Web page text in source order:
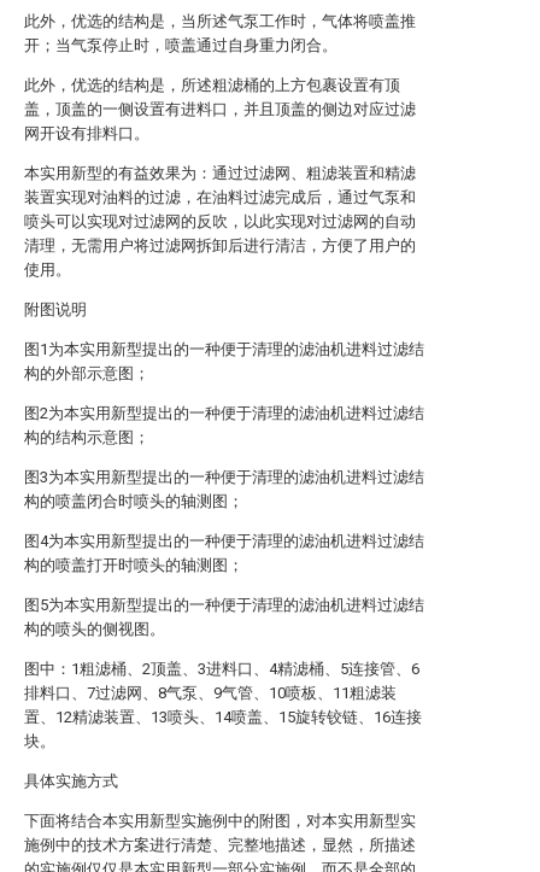
此外，优选的结构是，当所述气泵工作时，气体将喷盖推
开；当气泵停止时，喷盖通过自身重力闭合。
此外，优选的结构是，所述粗滤桶的上方包裹设置有顶
盖，顶盖的一侧设置有进料口，并且顶盖的侧边对应过滤
网开设有排料口。
本实用新型的有益效果为：通过过滤网、粗滤装置和精滤
装置实现对油料的过滤，在油料过滤完成后，通过气泵和
喷头可以实现对过滤网的反吹，以此实现对过滤网的自动
清理，无需用户将过滤网拆卸后进行清洁，方便了用户的
使用。
附图说明
图1为本实用新型提出的一种便于清理的滤油机进料过滤结
构的外部示意图；
图2为本实用新型提出的一种便于清理的滤油机进料过滤结
构的结构示意图；
图3为本实用新型提出的一种便于清理的滤油机进料过滤结
构的喷盖闭合时喷头的轴测图；
图4为本实用新型提出的一种便于清理的滤油机进料过滤结
构的喷盖打开时喷头的轴测图；
图5为本实用新型提出的一种便于清理的滤油机进料过滤结
构的喷头的侧视图。
图中：1粗滤桶、2顶盖、3进料口、4精滤桶、5连接管、6
排料口、7过滤网、8气泵、9气管、10喷板、11粗滤装
置、12精滤装置、13喷头、14喷盖、15旋转铰链、16连接
块。
具体实施方式
下面将结合本实用新型实施例中的附图，对本实用新型实
施例中的技术方案进行清楚、完整地描述，显然，所描述